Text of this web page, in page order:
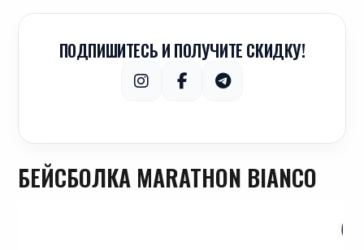
ПОДПИШИТЕСЬ И ПОЛУЧИТЕ СКИДКУ!
БЕЙСБОЛКА MARATHON BIANCO